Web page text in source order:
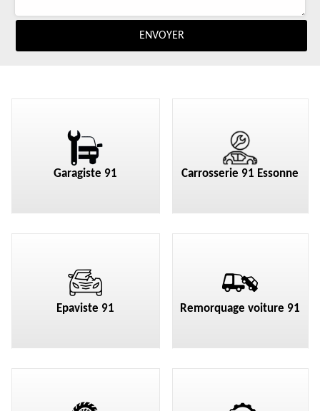
Garagiste 91 Carrosserie 91 Essonne
Epaviste 91 Remorquage voiture 91